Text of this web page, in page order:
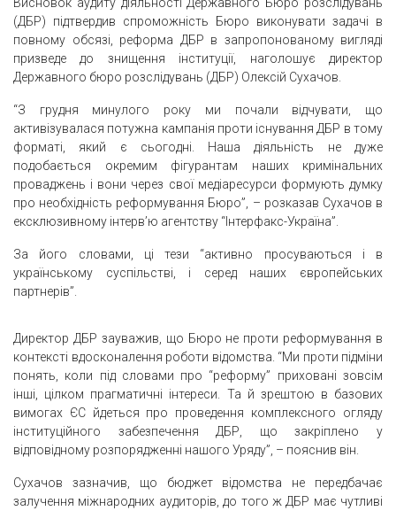
(ДБР) підтвердив спроможність Бюро виконувати задачі в
повному обсязі, реформа ДБР в запропонованому вигляді
призведе до знищення інституції, наголошує директор
Державного бюро розслідувань (ДБР) Олексій Сухачов.
“З грудня минулого року ми почали відчувати, що
активізувалася потужна кампанія проти існування ДБР в тому
форматі, який є сьогодні. Наша діяльність не дуже
подобається окремим фігурантам наших кримінальних
проваджень і вони через свої медіаресурси формують думку
про необхідність реформування Бюро”, – розказав Сухачов в
ексклюзивному інтерв’ю агентству “Інтерфакс-Україна”.
За його словами, ці тези “активно просуваються і в
українському суспільстві, і серед наших європейських
партнерів”.
Директор ДБР зауважив, що Бюро не проти реформування в
контексті вдосконалення роботи відомства. “Ми проти підміни
понять, коли під словами про “реформу” приховані зовсім
інші, цілком прагматичні інтереси. Та й зрештою в базових
вимогах ЄС йдеться про проведення комплексного огляду
інституційного забезпечення ДБР, що закріплено у
відповідному розпорядженні нашого Уряду”, – пояснив він.
Сухачов зазначив, що бюджет відомства не передбачає
залучення міжнародних аудиторів, до того ж ДБР має чутливі